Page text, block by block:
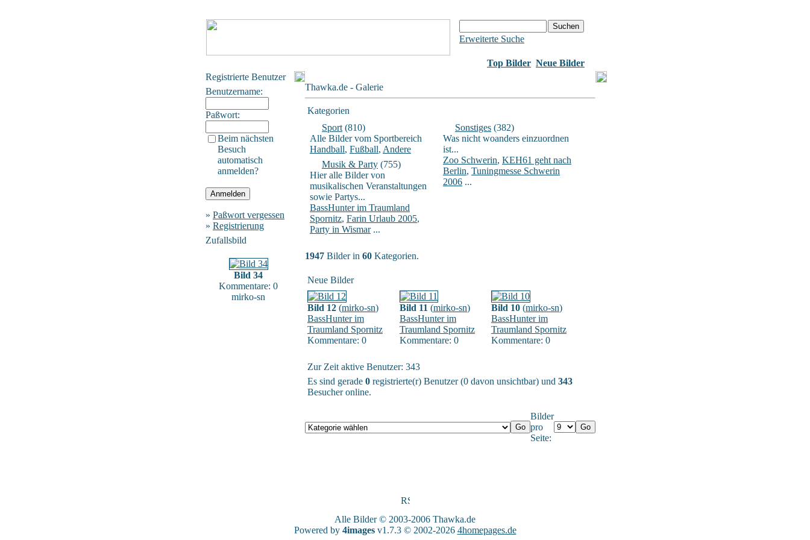
Erweiterte Suche
Top Bilder Neue Bilder
Registrierte Benutzer
Benutzername:
Paßwort:
Beim nächsten
Besuch
automatisch
anmelden?
» Paßwort vergessen
» Registrierung
Zufallsbild
Bild 34
Kommentare: 0
mirko-sn
Thawka.de - Galerie
Kategorien
Sport (810)
Alle Bilder vom Sportbereich
Handball, Fußball, Andere
Musik & Party (755)
Hier alle Bilder von
musikalischen Veranstaltungen
sowie Partys...
BassHunter im Traumland
Spornitz, Farin Urlaub 2005,
Party in Wismar...
Sonstiges (382)
Was nicht woanders einzuordnen
ist...
Zoo Schwerin, KEH61 geht nach
Berlin, Tuningmesse Schwerin
2006 ...
1947 Bilder in 60 Kategorien.
Neue Bilder
Bild 12 (mirko-sn)
BassHunter im
Traumland Spornitz
Kommentare: 0
Bild 11 (mirko-sn)
BassHunter im
Traumland Spornitz
Kommentare: 0
Bild 10 (mirko-sn)
BassHunter im
Traumland Spornitz
Kommentare: 0
Zur Zeit aktive Benutzer: 343
Es sind gerade 0 registrierte(r) Benutzer (0 davon unsichtbar) und 343
Besucher online.
Bilder
pro
Seite:
Alle Bilder © 2003-2006 Thawka.de
Powered by 4imagesv1.7.3 © 2002-2026 4homepages.de